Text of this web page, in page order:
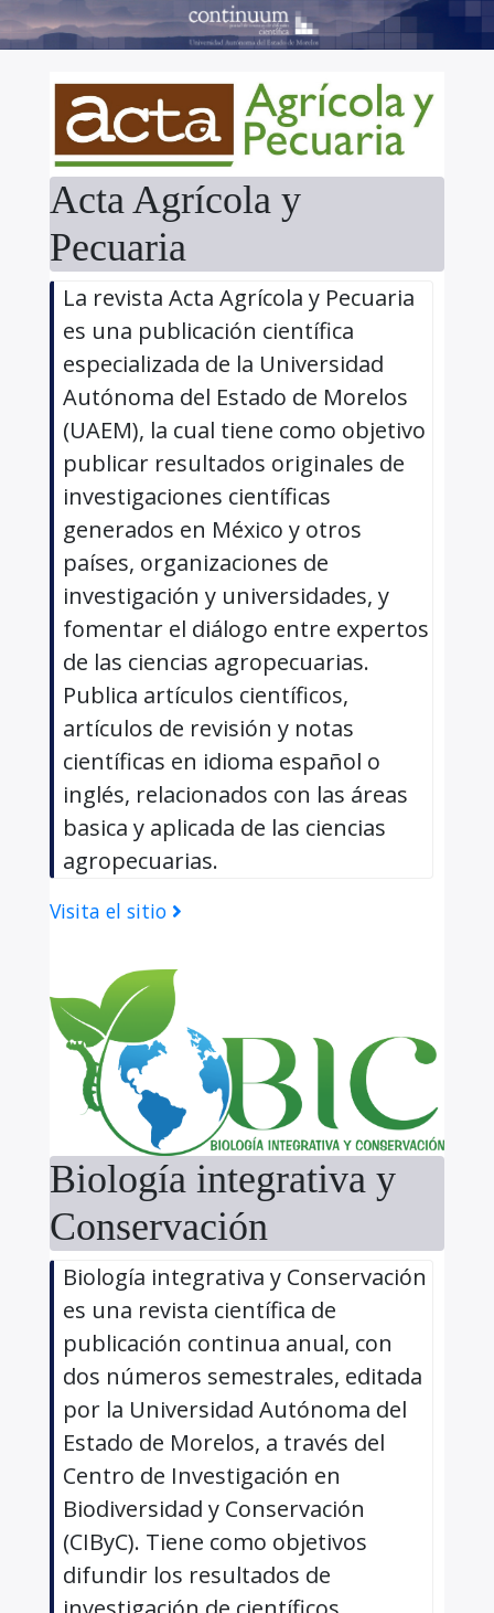
Acta Agrícola y
Pecuaria
La revista Acta Agrícola y Pecuaria
es una publicación científica
especializada de la Universidad
Autónoma del Estado de Morelos
(UAEM), la cual tiene como objetivo
publicar resultados originales de
investigaciones científicas
generados en México y otros
países, organizaciones de
investigación y universidades, y
fomentar el diálogo entre expertos
de las ciencias agropecuarias.
Publica artículos científicos,
artículos de revisión y notas
científicas en idioma español o
inglés, relacionados con las áreas
basica y aplicada de las ciencias
agropecuarias.
Visita el sitio
Biología integrativa y
Conservación
Biología integrativa y Conservación
es una revista científica de
publicación continua anual, con
dos números semestrales, editada
por la Universidad Autónoma del
Estado de Morelos, a través del
Centro de Investigación en
Biodiversidad y Conservación
(CIByC). Tiene como objetivos
difundir los resultados de